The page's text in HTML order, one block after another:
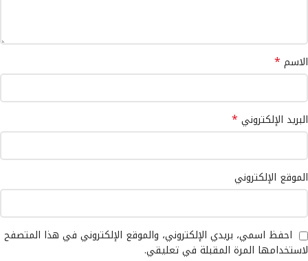
الاسم *
البريد الإلكتروني *
الموقع الإلكتروني
احفظ اسمي، بريدي الإلكتروني، والموقع الإلكتروني في هذا المتصفح
لاستخدامها المرة المقبلة في تعليقي.